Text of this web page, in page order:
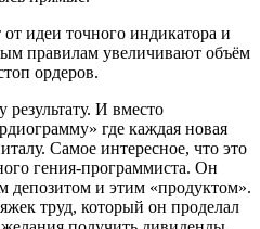
идеи точного индикатора и
правилам увеличивают объём
ордеров.
И вместо
где каждая новая
Самое интересное, что это
гения-программиста. Он
депозитом и этим «продуктом».
труд, который он проделал